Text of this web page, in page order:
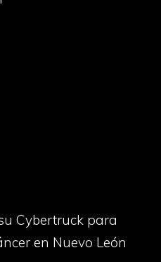
Cybertruck para
en Nuevo León